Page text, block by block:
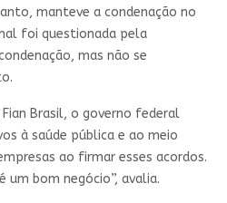
manteve a condenação no
foi questionada pela
mas não se
Brasil, o governo federal
à saúde pública e ao meio
ao firmar esses acordos.
um bom negócio”, avalia.